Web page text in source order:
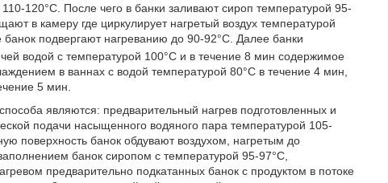
120°C. После чего в банки заливают сироп температурой 95-
в камеру где циркулирует нагретый воздух температурой
подвергают нагреванию до 90-92°C. Далее банки
водой с температурой 100°C и в течение 8 мин содержимое
в ваннах с водой температурой 80°C в течение 4 мин,
5 мин.
являются: предварительный нагрев подготовленных и
подачи насыщенного водяного пара температурой 105-
поверхность банок обдувают воздухом, нагретым до
банок сиропом с температурой 95-97°C,
предварительно подкатанных банок с продуктом в потоке